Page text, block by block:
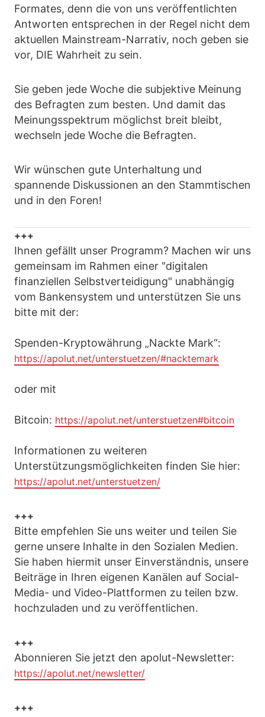
Formates, denn die von uns veröffentlichten
Antworten entsprechen in der Regel nicht dem
aktuellen Mainstream-Narrativ, noch geben sie
vor, DIE Wahrheit zu sein.
Sie geben jede Woche die subjektive Meinung
des Befragten zum besten. Und damit das
Meinungsspektrum möglichst breit bleibt,
wechseln jede Woche die Befragten.
Wir wünschen gute Unterhaltung und
spannende Diskussionen an den Stammtischen
und in den Foren!
+++
Ihnen gefällt unser Programm? Machen wir uns
gemeinsam im Rahmen einer "digitalen
finanziellen Selbstverteidigung" unabhängig
vom Bankensystem und unterstützen Sie uns
bitte mit der:
Spenden-Kryptowährung „Nackte Mark“:
https://apolut.net/unterstuetzen/#nacktemark
oder mit
Bitcoin: https://apolut.net/unterstuetzen#bitcoin
Informationen zu weiteren
Unterstützungsmöglichkeiten finden Sie hier:
https://apolut.net/unterstuetzen/
+++
Bitte empfehlen Sie uns weiter und teilen Sie
gerne unsere Inhalte in den Sozialen Medien.
Sie haben hiermit unser Einverständnis, unsere
Beiträge in Ihren eigenen Kanälen auf Social-
Media- und Video-Plattformen zu teilen bzw.
hochzuladen und zu veröffentlichen.
+++
Abonnieren Sie jetzt den apolut-Newsletter:
https://apolut.net/newsletter/
+++